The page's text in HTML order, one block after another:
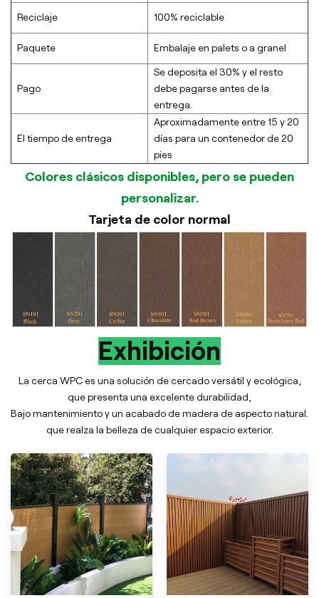
Reciclaje 100% reciclable
Paquete Embalaje en palets o a granel
Pago
Se deposita el 30% y el resto
debe pagarse antes de la
entrega.
El tiempo de entrega
Aproximadamente entre 15 y 20
días para un contenedor de 20
pies
Colores clásicos disponibles, pero se pueden
personalizar.
Tarjeta de color normal
Exhibición
La cerca WPC es una solución de cercado versátil y ecológica,
que presenta una excelente durabilidad,
Bajo mantenimiento y un acabado de madera de aspecto natural.
que realza la belleza de cualquier espacio exterior.